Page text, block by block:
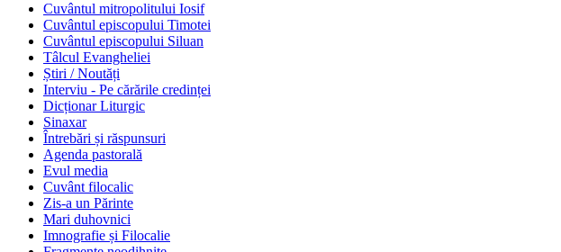
Cuvântul mitropolitului Iosif
Cuvântul episcopului Timotei
Cuvântul episcopului Siluan
Tâlcul Evangheliei
Știri / Noutăți
Interviu - Pe cărările credinței
Dicționar Liturgic
Sinaxar
Întrebări și răspunsuri
Agenda pastorală
Evul media
Cuvânt filocalic
Zis-a un Părinte
Mari duhovnici
Imnografie și Filocalie